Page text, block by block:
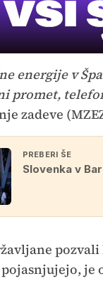
energije v
promet,
zadeve
PREBERI ŠE
Slovenka v
je